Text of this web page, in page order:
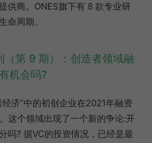
供商。ONES旗下有 8 款专业研
命周期。
（第 9 期）：创造者领域融
机会吗?
济”中的初创企业在2021年融资
这个领域出现了一个新的争论:开
吗? 据VC的投资情况，已经是最